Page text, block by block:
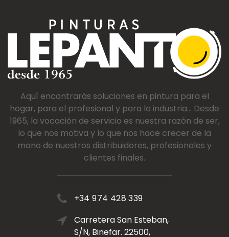
Aquí encontrarás soluciones en pintura para el
hogar, para el profesional y para la industria... Desde
1965, la vocación de servicio es nuestra razón de ser,
lo que nos motiva y lo que nos hace crecer de la
mano de nuestros distribuidores, profesionales y
clientes finales.
+34 974 428 339
Carretera San Esteban,
S/N, Binefar. 22500,